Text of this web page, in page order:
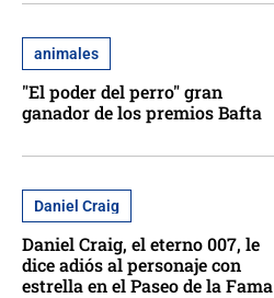
animales
"El poder del perro" gran
ganador de los premios Bafta
Daniel Craig
Daniel Craig, el eterno 007, le
dice adiós al personaje con
estrella en el Paseo de la Fama